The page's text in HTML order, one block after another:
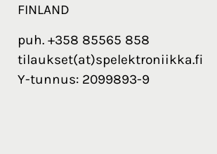
FINLAND
puh. +358 85565 858
tilaukset(at)spelektroniikka.fi
Y-tunnus: 2099893-9